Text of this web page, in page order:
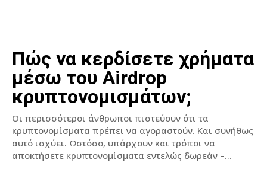
Πώς να κερδίσετε χρήματα
μέσω του Airdrop
κρυπτονομισμάτων;
Οι περισσότεροι άνθρωποι πιστεύουν ότι τα
κρυπτονομίσματα πρέπει να αγοραστούν. Και συνήθως
αυτό ισχύει. Ωστόσο, υπάρχουν και τρόποι να
αποκτήσετε κρυπτονομίσματα εντελώς δωρεάν –...